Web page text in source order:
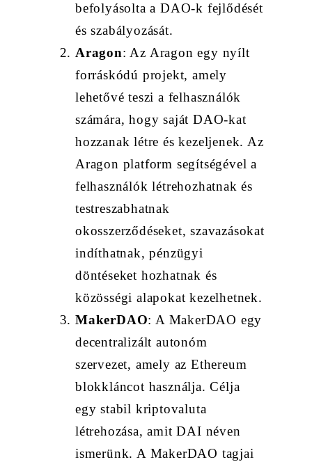
befolyásolta a DAO-k fejlődését
és szabályozását.
Aragon: Az Aragon egy nyílt
forráskódú projekt, amely
lehetővé teszi a felhasználók
számára, hogy saját DAO-kat
hozzanak létre és kezeljenek. Az
Aragon platform segítségével a
felhasználók létrehozhatnak és
testreszabhatnak
okosszerződéseket, szavazásokat
indíthatnak, pénzügyi
döntéseket hozhatnak és
közösségi alapokat kezelhetnek.
MakerDAO: A MakerDAO egy
decentralizált autonóm
szervezet, amely az Ethereum
blokkláncot használja. Célja
egy stabil kriptovaluta
létrehozása, amit DAI néven
ismerünk. A MakerDAO tagjai